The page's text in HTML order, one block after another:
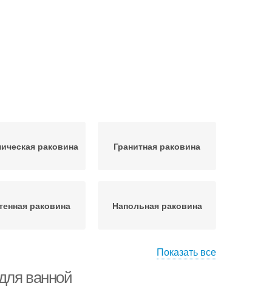
раковина Гранитная раковина
раковина Напольная раковина
Показать все
ванной